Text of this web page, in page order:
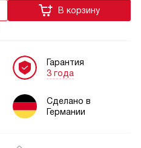
В корзину
Гарантия
3 года
Сделано в
Германии